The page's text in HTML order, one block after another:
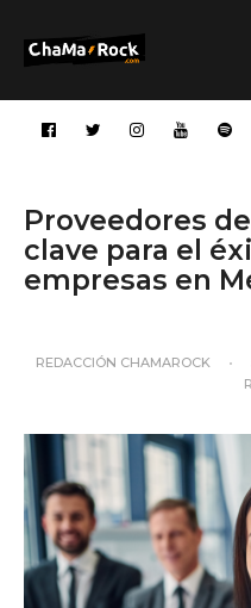
Proveedores
clave para el
empresas en
REDACCIÓN CHAMAROCK •